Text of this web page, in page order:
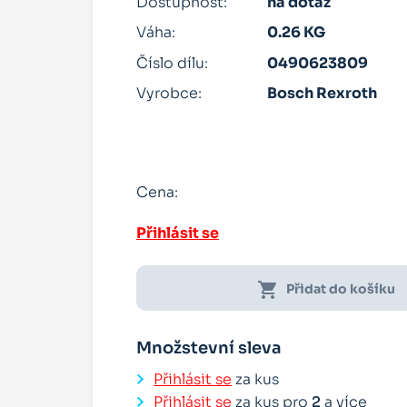
Váha:
0.26 KG
Číslo dílu:
0490623809
Vyrobce:
Bosch Rexroth
Cena:
Přihlásit se
shopping_cart Přidat do košíku
Množstevní sleva
Přihlásit se za kus
Přihlásit se za kus pro 2a více